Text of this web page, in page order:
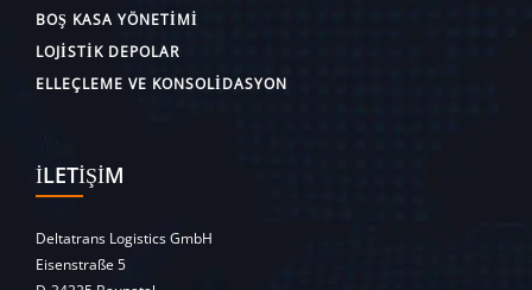
BOŞ KASA YÖNETIMI
LOJISTIK DEPOLAR
ELLEÇLEME VE KONSOLIDASYON
İLETIŞIM
Deltatrans Logistics GmbH
Eisenstraße 5